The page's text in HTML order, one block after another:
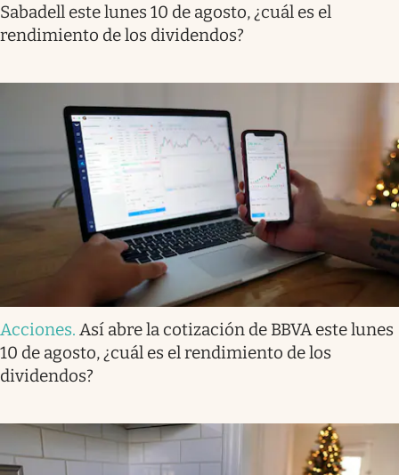
Sabadell este lunes 10 de agosto, ¿cuál es el
rendimiento de los dividendos?
Acciones. Así abre la cotización de BBVA este lunes
10 de agosto, ¿cuál es el rendimiento de los
dividendos?